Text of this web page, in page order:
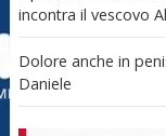
incontra il vescovo
Dolore anche in
Daniele